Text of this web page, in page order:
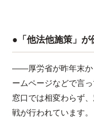
●「他法他施策」
――厚労省が昨年末か
ームページなどで言
窓口では相変わらず
戦が行われています。